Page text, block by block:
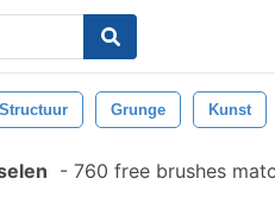
Structuur Grunge Kunst
- 760 free brushes